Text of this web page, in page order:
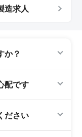
造求人
か？
方からは費用は
配です
70代以上の
齢に気負いせず
ださい